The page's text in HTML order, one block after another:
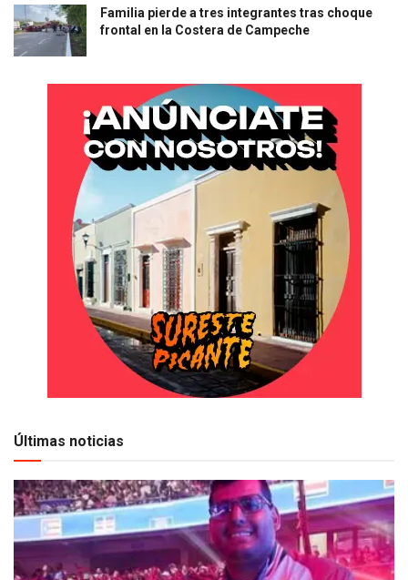
Familia pierde a tres integrantes tras choque
frontal en la Costera de Campeche
Últimas noticias